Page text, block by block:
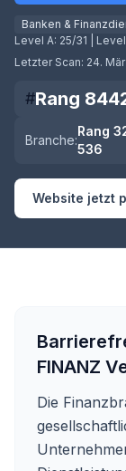
Banken &
Level A: 25/31 |
Letzter Scan: 24.
#Rang
Branche:
Rang
536
Website jetzt
FINANZ
Die